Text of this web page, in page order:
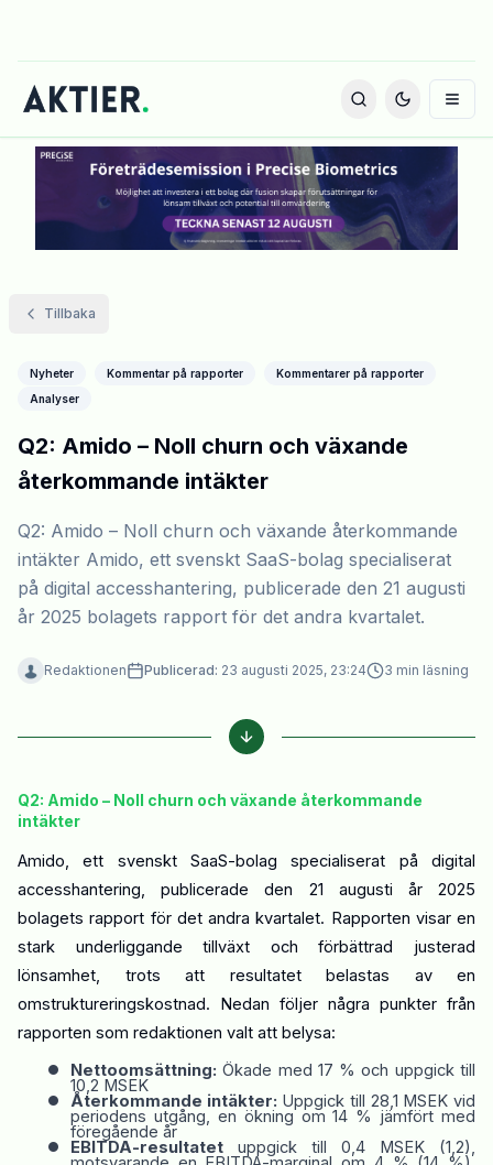
Tillbaka
Nyheter Kommentar på rapporter
Kommentarer på rapporter
Analyser
Q2: Amido – Noll churn och växande
återkommande intäkter
Q2: Amido – Noll churn och växande återkommande
intäkter Amido, ett svenskt SaaS-bolag specialiserat
på digital accesshantering, publicerade den 21 augusti
år 2025 bolagets rapport för det andra kvartalet.
Redaktionen Publicerad: 23 augusti 2025, 23:24 3 min läsning
Q2: Amido – Noll churn och växande återkommande
intäkter
Amido, ett svenskt SaaS-bolag specialiserat på digital
accesshantering, publicerade den 21 augusti år 2025
bolagets rapport för det andra kvartalet. Rapporten visar en
stark underliggande tillväxt och förbättrad justerad
lönsamhet, trots att resultatet belastas av en
omstruktureringskostnad. Nedan följer några punkter från
rapporten som redaktionen valt att belysa:
• Nettoomsättning: Ökade med 17 % och uppgick till
10,2 MSEK
• Återkommande intäkter: Uppgick till 28,1 MSEK vid
periodens utgång, en ökning om 14 % jämfört med
föregående år
• EBITDA-resultatet uppgick till 0,4 MSEK (1,2),